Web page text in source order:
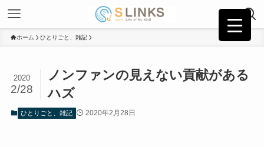
ホーム ひとりごと、雑記
ノンファンの見えない貢献がある
ハズ
2020
2/28
ひとりごと、雑記 2020年2月28日